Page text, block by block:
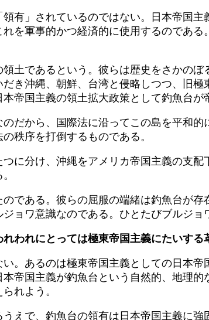
有」されているのではない。日本帝国
を軍事的かつ経済的に使用するのであ
土であるという。彼らは歴史をさかの
き沖縄、朝鮮、台湾と侵略しつつ、旧
帝国主義の領土拡大政策として釣魚台
だから、国際法に沿ってこの島を平和
秩序を打倒するものである。
に分け、沖縄をアメリカ帝国主義の支
である。彼らの屈服の端緒は釣魚台が
ョワ意識なのである。ひとたびブルジョ
われにとっては極東帝国主義にたいする
。あるのは極東帝国主義としての日本
帝国主義が釣魚台という自然的、地理
れよう。
えで、釣魚台の領有は日本帝国主義に強